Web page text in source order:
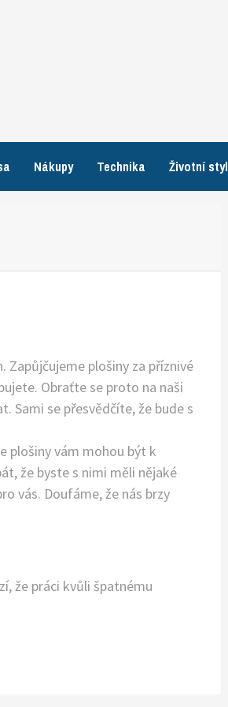
Nákupy Technika Životní styl
plošiny za příznivé
Obraťte se proto na naši
Sami se přesvědčíte, že bude s
plošinyvám mohou být k
že byste s nimi měli nějaké
vás. Doufáme, že nás brzy
že práci kvůli špatnému